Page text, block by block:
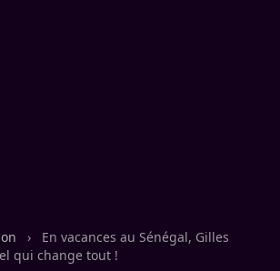
›
En vacances au Sénégal, Gilles
qui change tout !